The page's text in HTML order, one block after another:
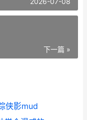
下一篇 »
侠影mud